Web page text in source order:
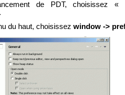
de PDT, choisissez «
du haut, choisissez window ->